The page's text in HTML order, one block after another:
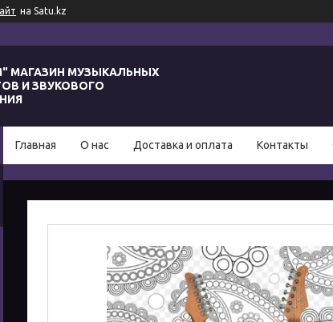
на Satu.kz
МАГАЗИН МУЗЫКАЛЬНЫХ
И ЗВУКОВОГО
Главная О нас Доставка и оплата Контакты